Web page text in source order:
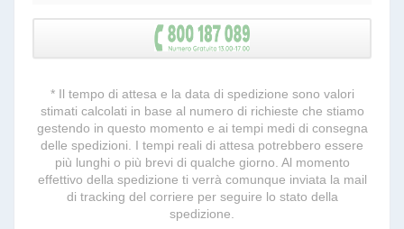
* Il tempo di attesa e la data di spedizione sono valori
stimati calcolati in base al numero di richieste che stiamo
gestendo in questo momento e ai tempi medi di consegna
delle spedizioni. I tempi reali di attesa potrebbero essere
più lunghi o più brevi di qualche giorno. Al momento
effettivo della spedizione ti verrà comunque inviata la mail
di tracking del corriere per seguire lo stato della
spedizione.